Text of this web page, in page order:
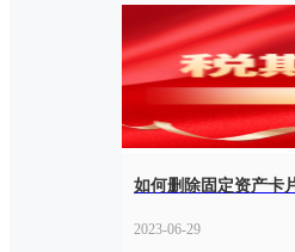
如何删除固定资产卡
2023-06-29